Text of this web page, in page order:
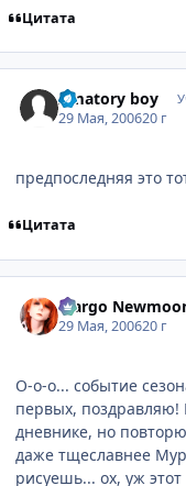
Цитата
Amatory boy
29 Мая, 200620 г
предпоследняя это
Цитата
Margo
29 Мая, 200620 г
О-о-о... событие
первых, поздравляю!
дневнике, но
даже тщеславнее
рисуешь... ох, уж